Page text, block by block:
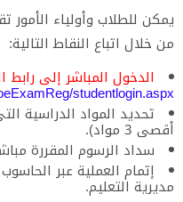
يمكن للطلاب وأولياء
من خلال اتباع النقاط التالية:
الدخول المباشر إلى رابط
studentlogin.aspx
تحديد المواد الدراسية
أقصى 3 مواد).
سداد الرسوم المقررة
إتمام العملية عبر
مديرية التعليم.